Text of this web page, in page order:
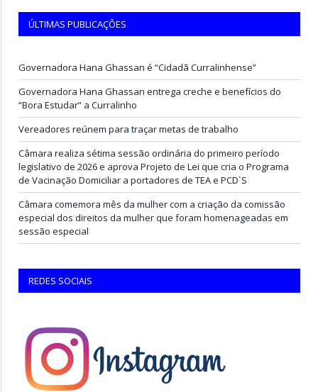
ÚLTIMAS PUBLICAÇÕES
Governadora Hana Ghassan é “Cidadã Curralinhense”
Governadora Hana Ghassan entrega creche e benefícios do
“Bora Estudar” a Curralinho
Vereadores reúnem para traçar metas de trabalho
Câmara realiza sétima sessão ordinária do primeiro período
legislativo de 2026 e aprova Projeto de Lei que cria o Programa
de Vacinação Domiciliar a portadores de TEA e PCD`S
Câmara comemora mês da mulher com a criação da comissão
especial dos direitos da mulher que foram homenageadas em
sessão especial
REDES SOCIAIS